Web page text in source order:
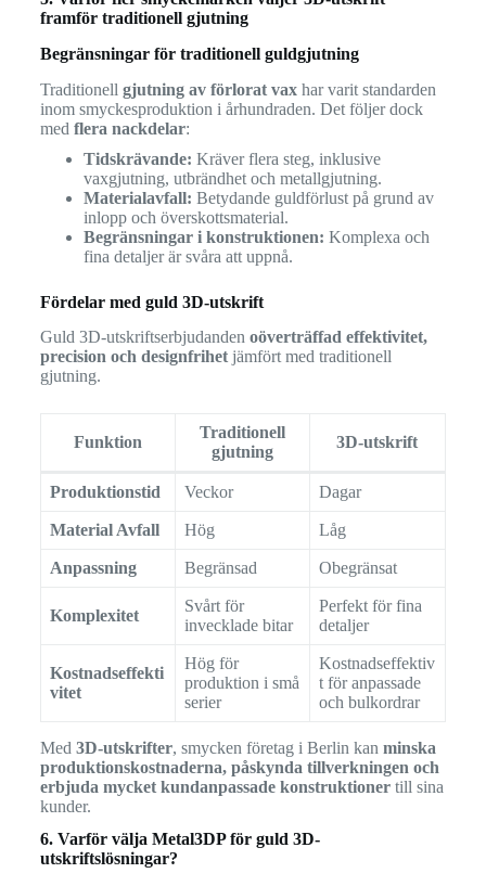
framför traditionell gjutning
Begränsningar för traditionell guldgjutning
Traditionell gjutning av förlorat vaxhar varit standarden
inom smyckesproduktion i århundraden. Det följer dock
med flera nackdelar:
Tidskrävande: Kräver flera steg, inklusive
vaxgjutning, utbrändhet och metallgjutning.
Materialavfall: Betydande guldförlust på grund av
inlopp och överskottsmaterial.
Begränsningar i konstruktionen: Komplexa och
fina detaljer är svåra att uppnå.
Fördelar med guld 3D-utskrift
Guld 3D-utskriftserbjudanden oöverträffad effektivitet,
precision och designfrihetjämfört med traditionell
gjutning.
Funktion
Traditionell
gjutning
3D-utskrift
Produktionstid Veckor Dagar
Material Avfall Hög Låg
Anpassning Begränsad Obegränsat
Komplexitet
Svårt för
invecklade bitar
Perfekt för fina
detaljer
Kostnadseffekti
vitet
Hög för
produktion i små
serier
Kostnadseffektiv
t för anpassade
och bulkordrar
Med 3D-utskrifter, smycken företag i Berlin kan minska
produktionskostnaderna, påskynda tillverkningen och
erbjuda mycket kundanpassade konstruktionertill sina
kunder.
6. Varför välja Metal3DP för guld 3D-
utskriftslösningar?